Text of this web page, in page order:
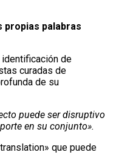
propias palabras
de
curadas de
de su
puede ser disruptivo
en su conjunto».
que puede